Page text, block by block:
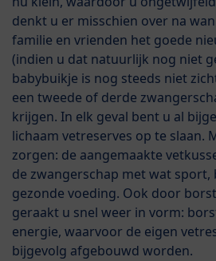
denkt u er misschien over na
familie en vrienden het goede
(indien u dat natuurlijk nog niet
babybuikje is nog steeds niet
een tweede of derde
krijgen. In elk geval bent u al
lichaam vetreserves op te slaan.
zorgen: de aangemaakte
de zwangerschap met wat sport,
gezonde voeding. Ook door
geraakt u snel weer in vorm:
energie, waarvoor de eigen
bijgevolg afgebouwd worden.